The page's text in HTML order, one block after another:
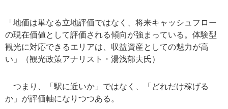
「地価は単なる立地評価ではなく、将来キャッシュフロー
の現在価値として評価される傾向が強まっている。体験型
観光に対応できるエリアは、収益資産としての魅力が高
い」（観光政策アナリスト・湯浅郁夫氏）
つまり、「駅に近いか」ではなく、「どれだけ稼げる
か」が評価軸になりつつある。